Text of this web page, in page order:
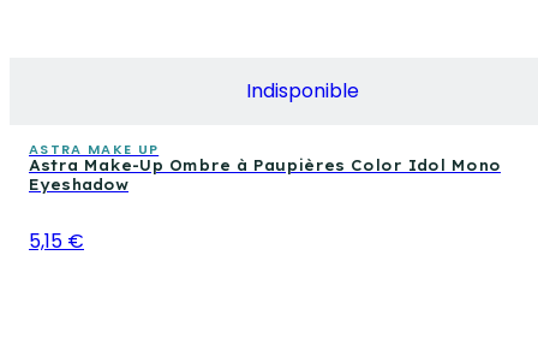
Indisponible
ASTRA MAKE UP
Astra Make-Up Ombre à Paupières Color Idol Mono
Eyeshadow
5,15 €